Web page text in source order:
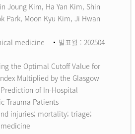
Joung Kim, Ha Yan Kim, Shin
Park, Moon Kyu Kim, Ji Hwan
medicine
발표월 : 202504
the Optimal Cutoff Value for
Multiplied by the Glasgow
of In-Hospital
Trauma Patients
injuries; mortality; triage;